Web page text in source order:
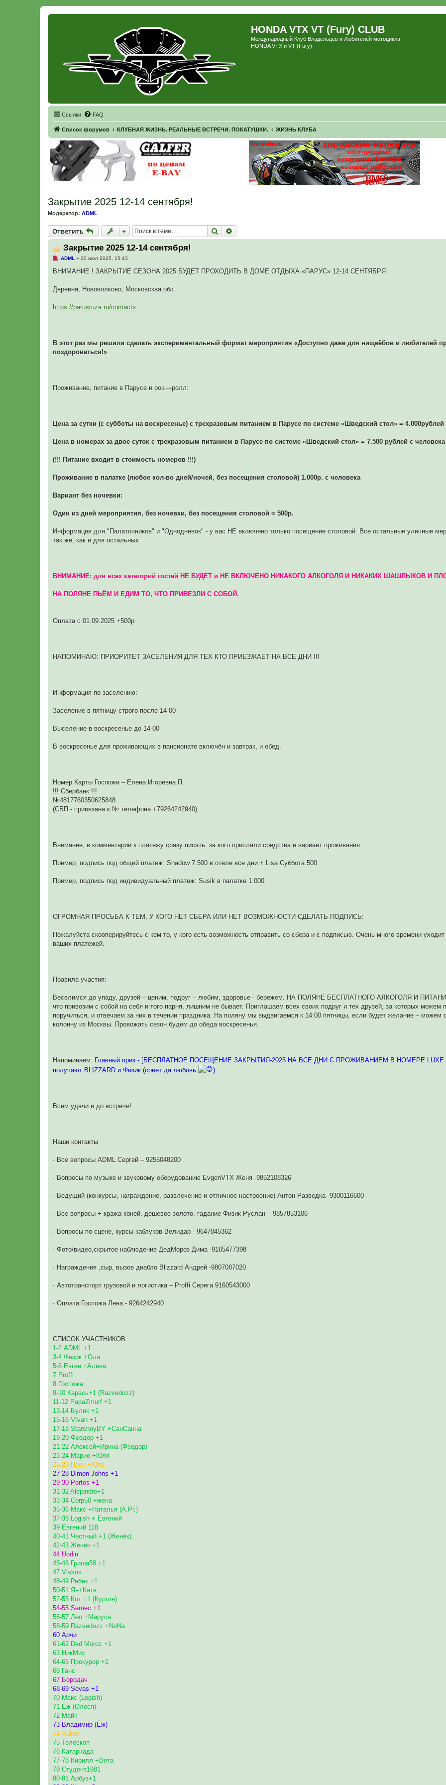
HONDA VTX VT (Fury) CLUB
Международный Клуб Владельцев и Любителей мотоцикла
HONDA VTX и VT (Fury)
Ссылки FAQ
Список форумов КЛУБНАЯ ЖИЗНЬ. РЕАЛЬНЫЕ ВСТРЕЧИ. ПОКАТУШКИ. ЖИЗНЬ КЛУБА
Закрытие 2025 12-14 сентября!
Модератор: ADML
Ответить
Ответить Поиск
Закрытие 2025 12-14 сентября!
Н
п
ч
и
а
н
о
б
ADML » 30 июл 2025, 15:43
ВНИМАНИЕ ! ЗАКРЫТИЕ СЕЗОНА 2025 БУДЕТ ПРОХОДИТЬ В ДОМЕ ОТДЫХА «ПАРУС» 12-14 СЕНТЯБРЯ
Деревня, Нововолково, Московская обл.
https://parusruza.ru/contacts
В этот раз мы решили сделать экспериментальный формат мероприятия «Доступно даже для нищеёбов и любителей
поздороваться!»
Проживание, питание в Парусе и рок-н-ролл:
Цена за сутки (с субботы на воскресенье) с трехразовым питанием в Парусе по системе «Шведский стол» = 4.000рублей
Цена в номерах за двое суток с трехразовым питанием в Парусе по системе «Шведский стол» = 7.500 рублей с человека
(!!! Питание входит в стоимость номеров !!!)
Проживание в палатке (любое кол-во дней/ночей, без посещения столовой) 1.000р. с человека
Вариант без ночевки:
Один из дней мероприятия, без ночевки, без посещения столовой = 500р.
Информация для "Палаточников" и "Однодневок" - у вас НЕ включено только посещение столовой. Все остальные уличные
так же, как и для остальных
ВНИМАНИЕ: для всех категорий гостей НЕ БУДЕТ и НЕ ВКЛЮЧЕНО НИКАКОГО АЛКОГОЛЯ И НИКАКИХ ШАШЛЫКОВ И
НА ПОЛЯНЕ ПЬЁМ И ЕДИМ ТО, ЧТО ПРИВЕЗЛИ С СОБОЙ.
Оплата с 01.09.2025 +500р
НАПОМИНАЮ: ПРИОРИТЕТ ЗАСЕЛЕНИЯ ДЛЯ ТЕХ КТО ПРИЕЗЖАЕТ НА ВСЕ ДНИ !!!
Информация по заселению:
Заселение в пятницу строго после 14-00
Выселение в воскресенье до 14-00
В воскресенье для проживающих в пансионате включён и завтрак, и обед.
Номер Карты Госпожи – Елена Игоревна П.
!!! Сбербанк !!!
№4817760350625848
(СБП - привязана к № телефона +79264242940)
Внимание, в комментарии к платежу сразу писать: за кого прислали средства и вариант проживания.
Пример, подпись под общий платеж: Shadow 7.500 в отеле все дни + Lisa Суббота 500
Пример, подпись под индивидуальный платеж: Susik в палатке 1.000
ОГРОМНАЯ ПРОСЬБА К ТЕМ, У КОГО НЕТ СБЕРА ИЛИ НЕТ ВОЗМОЖНОСТИ СДЕЛАТЬ ПОДПИСЬ:
Пожалуйста скооперируйтесь с кем то, у кого есть возможность отправить со сбера и с подписью. Очень много времени
ваших платежей.
Правила участия:
Веселимся до упаду, друзей – ценим, подруг – любим, здоровье - бережем. НА ПОЛЯНЕ БЕСПЛАТНОГО АЛКОГОЛЯ И
что привозим с собой на себя и того парня, лишним не бывает. Приглашаем всех своих подруг и тех друзей, за которых можем
поручиться, и отвечаем за них в течении праздника. На поляну мы выдвигаемся к 14:00 пятницы, если будет желание – можем
колонну из Москвы. Провожать сезон будем до обеда воскресенья.
Напоминаем: Главный приз - [БЕСПЛАТНОЕ ПОСЕЩЕНИЕ ЗАКРЫТИЯ-2025 НА ВСЕ ДНИ С ПРОЖИВАНИЕМ В НОМЕРЕ LUXE по
получают BLIZZARD и Физик (совет да любовь
)
Всем удачи и до встречи!
Наши контакты
∙ Все вопросы ADML Сергей – 9255048200
∙ Вопросы по музыке и звуковому оборудованию EvgenVTX Женя -9852108326
∙ Ведущий (конкурсы, награждение, развлечение и отличное настроение) Антон Разведка -9300116600
∙ Все вопросы + кража коней, дешевое золото, гадание Физик Руслан – 9857853106
∙ Вопросы по сцене, курсы каблуков Велидар - 9647045362
∙ Фото/видео,скрытое наблюдение ДедМороз Дима -9165477398
∙ Награждения ,сыр, вызов диабло Blizzard Андрей -9807087020
∙ Автотранспорт грузовой и логистика – Proffi Серега 9160543000
∙ Оплата Госпожа Лена - 9264242940
СПИСОК УЧАСТНИКОВ:
1-2 ADML +1
3-4 Физик +Оля
5-6 Евген +Алина
7 Proffi
8 Госпожа
9-10 Карась+1 (Razvedozz)
11-12 PapaZmurf +1
13-14 Булик +1
15-16 VIvan +1
17-18 StarshoyBY +СанСанна
19-20 Феодор +1
21-22 Алексей+Ирина (Феодор)
23-24 Марио +Юля
25-26 Паук +Юла
27-28 Dimon Johns +1
29-30 Portos +1
31-32 Alejandro+1
33-34 Corp50 +жена
35-36 Макс +Наталья (A.Pr.)
37-38 Logish + Евгений
39 Евгений 118
40-41 Честный +1 (Женёк)
42-43 Женёк +1
44 Uodin
45-46 Гриша58 +1
47 Viskos
48-49 Ребик +1
50-51 Ян+Катя
52-53 Кот +1 (Кургин)
54-55 Samec +1
56-57 Лео +Маруся
58-59 Razvedozz +NoNa
60 Арчи
61-62 Ded Moroz +1
63 НикМих
64-65 Прокурор +1
66 Ганс
67 Бородач
68-69 Sevas +1
70 Макс (Logish)
71 Ёж (Олеся)
72 Майк
73 Владимир (Ёж)
74 Vulper
75 Телескоп
76 Катариада
77-78 Кирилл +Вета
79 Студент1981
80-81 Арбуз+1